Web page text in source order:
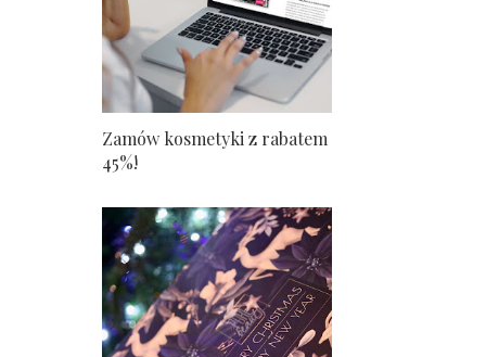
Zamów kosmetyki z rabatem
45%!